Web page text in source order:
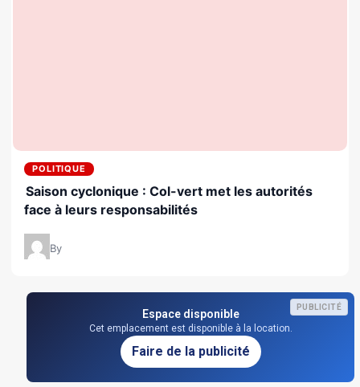
POLITIQUE
Saison cyclonique : Col-vert met les autorités
face à leurs responsabilités
By
PUBLICITÉ
Espace disponible
Cet emplacement est disponible à la location.
Faire de la publicité